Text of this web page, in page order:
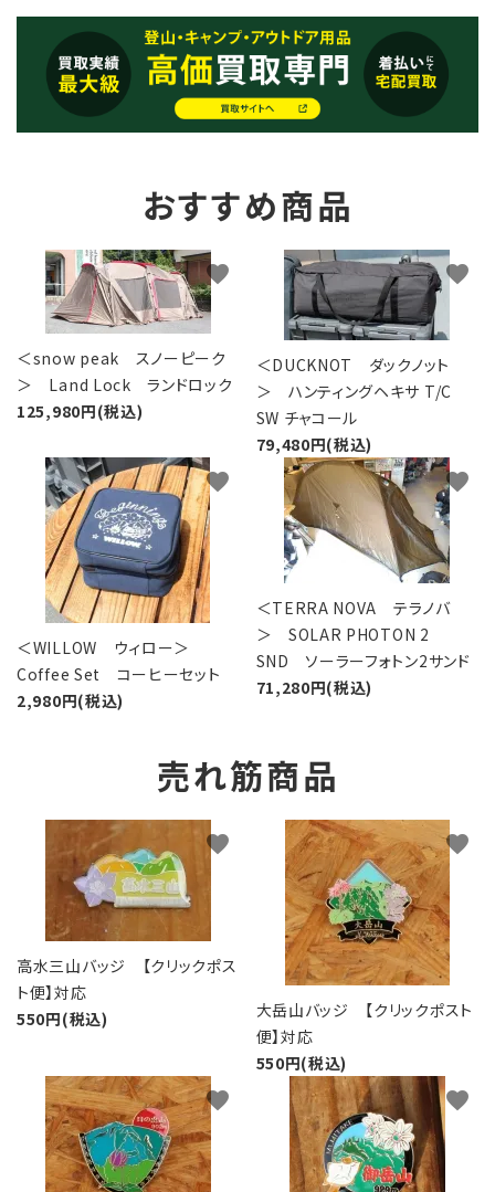
おすすめ商品
＜snow peak スノーピーク
＞ Land Lock ランドロック
125,980円(税込)
favorite
＜DUCKNOT ダックノット
＞ ハンティングヘキサ T/C
SW チャコール
79,480円(税込)
favorite
＜WILLOW ウィロー＞
Coffee Set コーヒーセット
2,980円(税込)
favorite
＜TERRA NOVA テラノバ
＞ SOLAR PHOTON 2
SND ソーラーフォトン2サンド
71,280円(税込)
favorite
売れ筋商品
高水三山バッジ 【クリックポス
ト便】対応
550円(税込)
favorite
大岳山バッジ 【クリックポスト
便】対応
550円(税込)
favorite
favorite favorite